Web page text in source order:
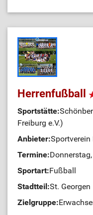
Herrenfußball
Sportstätte:
Freiburg e.V.)
Anbieter:Sportverein
Termine:
Sportart:Fußball
Stadtteil:St. Georgen
Zielgruppe: